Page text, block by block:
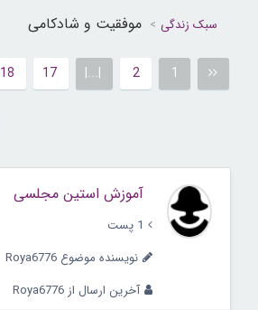
سبک زندگی موفقیت و شادکامی
1
2
|...|
17
18
آموزش استین مجلسی
1 پست
نویسنده موضوع Roya6776
آخرین ارسال از Roya6776